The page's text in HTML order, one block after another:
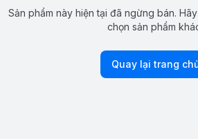
Sản phẩm này hiện tại đã ngừng bán.
chọn sản phẩm
Quay lại trang